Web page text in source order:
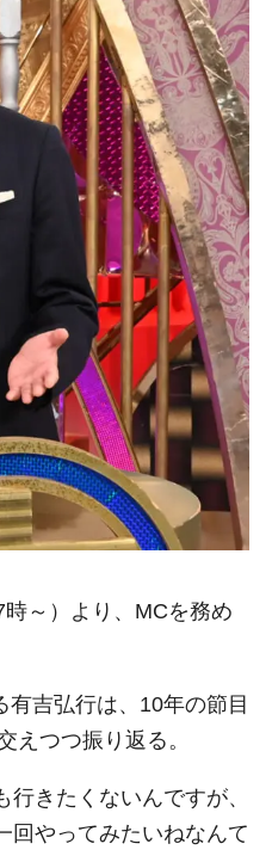
～）より、MCを務め
吉弘行は、10年の節目
えつつ振り返る。
きたくないんですが、
回やってみたいねなんて